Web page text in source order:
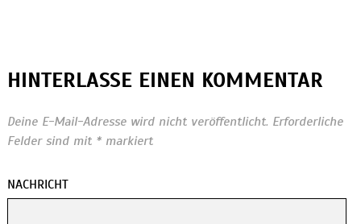
HINTERLASSE EINEN KOMMENTAR
Deine E-Mail-Adresse wird nicht veröffentlicht. Erforderliche
Felder sind mit *markiert
NACHRICHT